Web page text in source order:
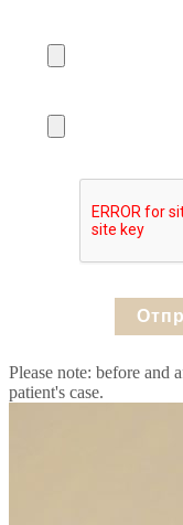
Please note: before and
patient's case.